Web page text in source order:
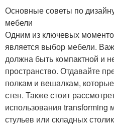
Основные советы по
мебели
Одним из ключевых
является выбор мебели.
должна быть компактной и
пространство. Отдавайте
полкам и вешалкам,
стен. Также стоит
использования transforming
стульев или складных